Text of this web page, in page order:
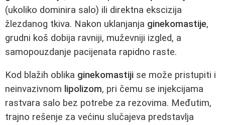
(ukoliko dominira salo) ili direktna ekscizija
žlezdanog tkiva. Nakon uklanjanja ginekomastije,
grudni koš dobija ravniji, muževniji izgled, a
samopouzdanje pacijenata rapidno raste.
Kod blažih oblika ginekomastiji se može pristupiti i
neinvazivnom lipolizom, pri čemu se injekcijama
rastvara salo bez potrebe za rezovima. Međutim,
trajno rešenje za većinu slučajeva predstavlja